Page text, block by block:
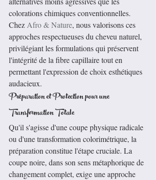
colorations chimiques conventionnelles.
Chez Afro & Nature, nous valorisons ces
approches respectueuses du cheveu naturel,
privilégiant les formulations qui préservent
l'intégrité de la fibre capillaire tout en
permettant l'expression de choix esthétiques
audacieux.
Préparation et Protection pour une
Transformation Totale
Qu'il s'agisse d'une coupe physique radicale
ou d'une transformation colorimétrique, la
préparation constitue l'étape cruciale. La
coupe noire, dans son sens métaphorique de
changement complet, exige une approche